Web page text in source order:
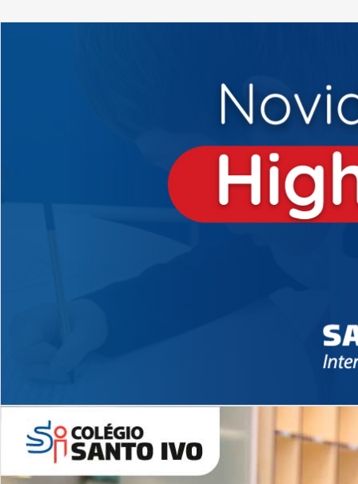
Novidades 2026 High School